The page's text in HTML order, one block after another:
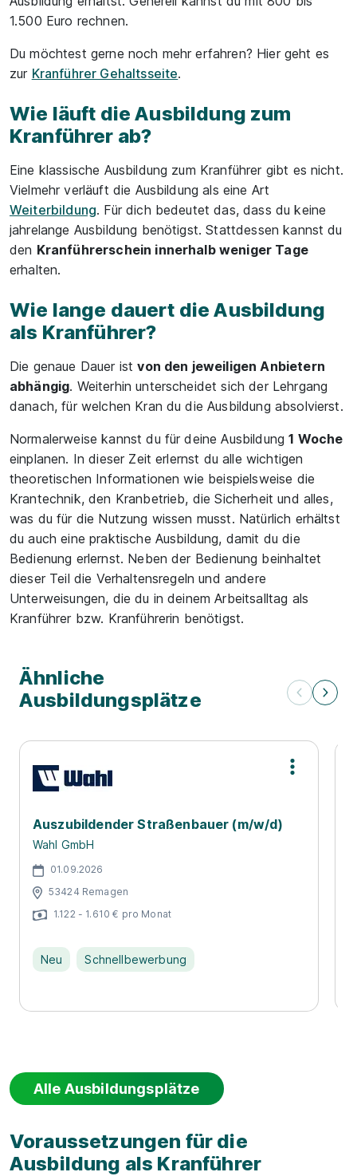
1.500 Euro rechnen.
Du möchtest gerne noch mehr erfahren? Hier geht es
zur Kranführer Gehaltsseite.
Wie läuft die Ausbildung zum
Kranführer ab?
Eine klassische Ausbildung zum Kranführer gibt es nicht.
Vielmehr verläuft die Ausbildung als eine Art
Weiterbildung. Für dich bedeutet das, dass du keine
jahrelange Ausbildung benötigst. Stattdessen kannst du
den Kranführerschein innerhalb weniger Tage
erhalten.
Wie lange dauert die Ausbildung
als Kranführer?
Die genaue Dauer istvon den jeweiligen Anbietern
abhängig. Weiterhin unterscheidet sich der Lehrgang
danach, für welchen Kran du die Ausbildung absolvierst.
Normalerweise kannst du für deine Ausbildung1 Woche
einplanen. In dieser Zeit erlernst du alle wichtigen
theoretischen Informationen wie beispielsweise die
Krantechnik, den Kranbetrieb, die Sicherheit und alles,
was du für die Nutzung wissen musst. Natürlich erhältst
du auch eine praktische Ausbildung, damit du die
Bedienung erlernst. Neben der Bedienung beinhaltet
dieser Teil die Verhaltensregeln und andere
Unterweisungen, die du in deinem Arbeitsalltag als
Kranführer bzw. Kranführerin benötigst.
Ähnliche
Ausbildungsplätze
Auszubildender Straßenbauer (m/w/d)
Wahl GmbH
01.09.2026
53424 Remagen
1.122 - 1.610 € pro Monat
Neu Schnellbewerbung
Alle Ausbildungsplätze
Voraussetzungen für die
Ausbildung als Kranführer